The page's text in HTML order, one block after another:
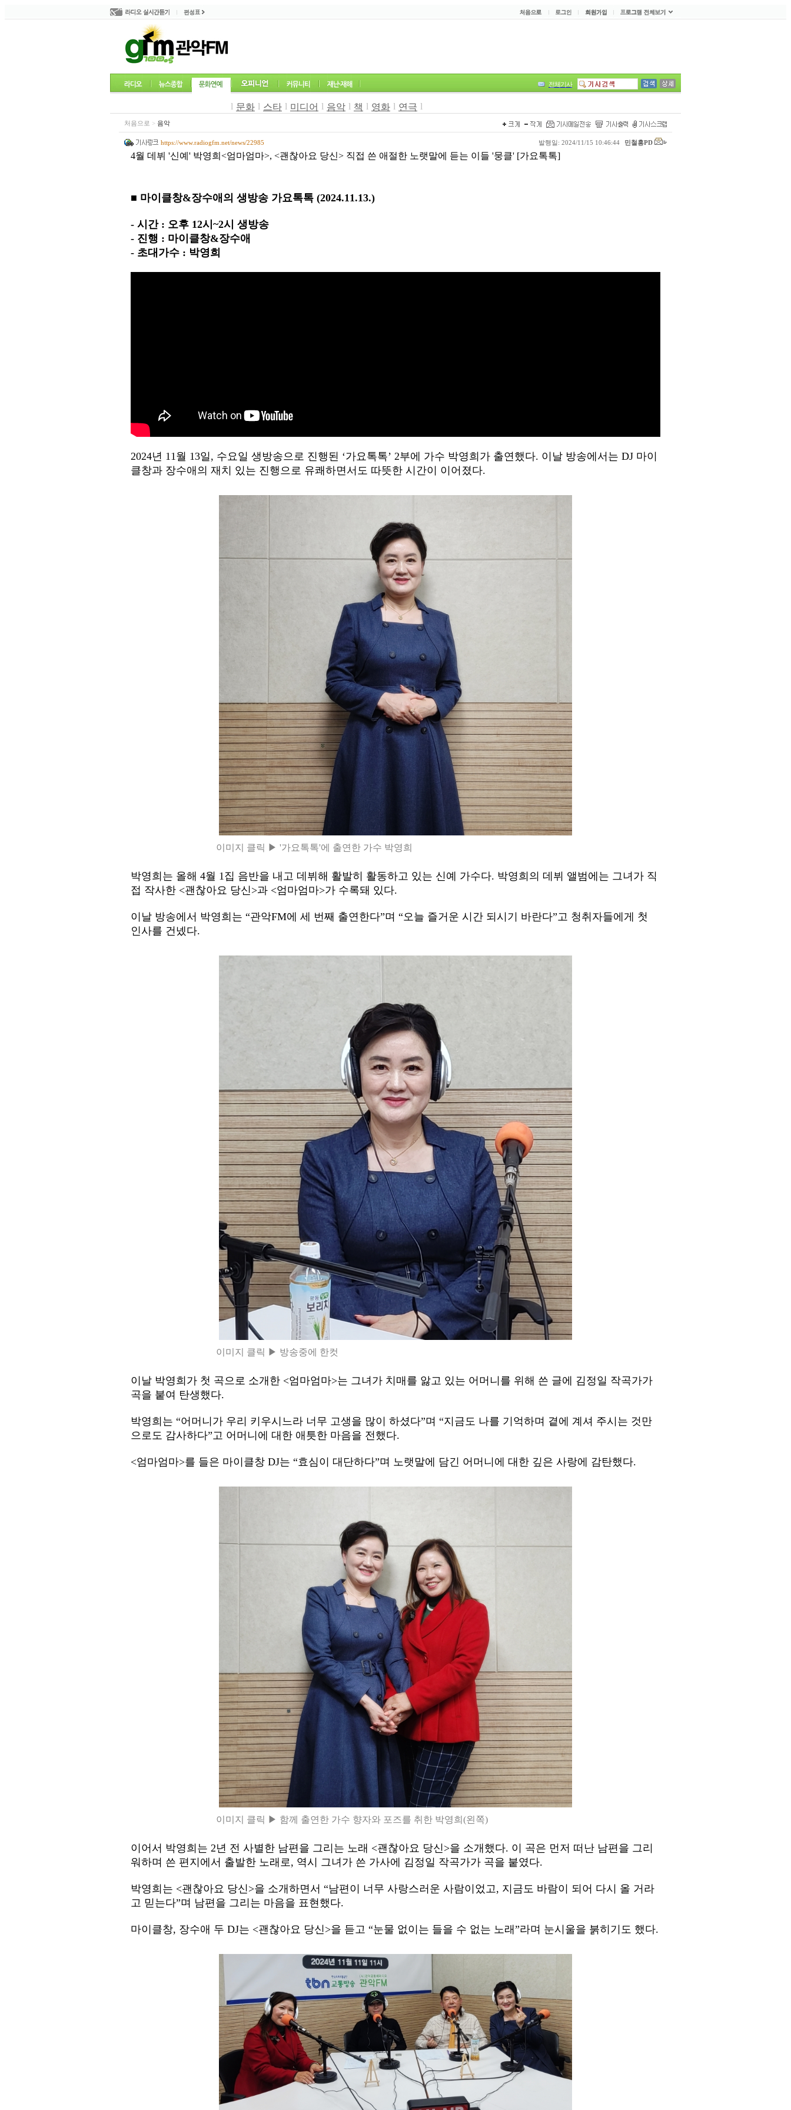
전체기사
l 문화 l 스타 l 미디어 l 음악 l 책 l 영화 l 연극 l
처음으로 > 음악
https://www.radiogfm.net/news/22985 발행일: 2024/11/15 10:46:44 민철홍PD
4월 데뷔 '신예' 박영희<엄마엄마>, <괜찮아요 당신> 직접 쓴 애절한 노랫말에 듣는 이들 '뭉클' [가요톡톡]
■ 마이클창&장수애의 생방송 가요톡톡 (2024.11.13.)
- 시간 : 오후 12시~2시 생방송
- 진행 : 마이클창&장수애
- 초대가수 : 박영희
2024년 11월 13일, 수요일 생방송으로 진행된 ‘가요톡톡’ 2부에 가수 박영희가 출연했다. 이날 방송에서는 DJ 마이
클창과 장수애의 재치 있는 진행으로 유쾌하면서도 따뜻한 시간이 이어졌다.
이미지 클릭 ▶ '가요톡톡'에 출연한 가수 박영희
박영희는 올해 4월 1집 음반을 내고 데뷔해 활발히 활동하고 있는 신예 가수다. 박영희의 데뷔 앨범에는 그녀가 직
접 작사한 <괜찮아요 당신>과 <엄마엄마>가 수록돼 있다.
이날 방송에서 박영희는 “관악FM에 세 번째 출연한다”며 “오늘 즐거운 시간 되시기 바란다”고 청취자들에게 첫
인사를 건넸다.
이미지 클릭 ▶ 방송중에 한컷
이날 박영희가 첫 곡으로 소개한 <엄마엄마>는 그녀가 치매를 앓고 있는 어머니를 위해 쓴 글에 김정일 작곡가가
곡을 붙여 탄생했다.
박영희는 “어머니가 우리 키우시느라 너무 고생을 많이 하셨다”며 “지금도 나를 기억하며 곁에 계셔 주시는 것만
으로도 감사하다”고 어머니에 대한 애틋한 마음을 전했다.
<엄마엄마>를 들은 마이클창 DJ는 “효심이 대단하다”며 노랫말에 담긴 어머니에 대한 깊은 사랑에 감탄했다.
이미지 클릭 ▶ 함께 출연한 가수 향자와 포즈를 취한 박영희(왼쪽)
이어서 박영희는 2년 전 사별한 남편을 그리는 노래 <괜찮아요 당신>을 소개했다. 이 곡은 먼저 떠난 남편을 그리
워하며 쓴 편지에서 출발한 노래로, 역시 그녀가 쓴 가사에 김정일 작곡가가 곡을 붙였다.
박영희는 <괜찮아요 당신>을 소개하면서 “남편이 너무 사랑스러운 사람이었고, 지금도 바람이 되어 다시 올 거라
고 믿는다”며 남편을 그리는 마음을 표현했다.
마이클창, 장수애 두 DJ는 <괜찮아요 당신>을 듣고 “눈물 없이는 들을 수 없는 노래 ”라며 눈시울을 붉히기도 했다.